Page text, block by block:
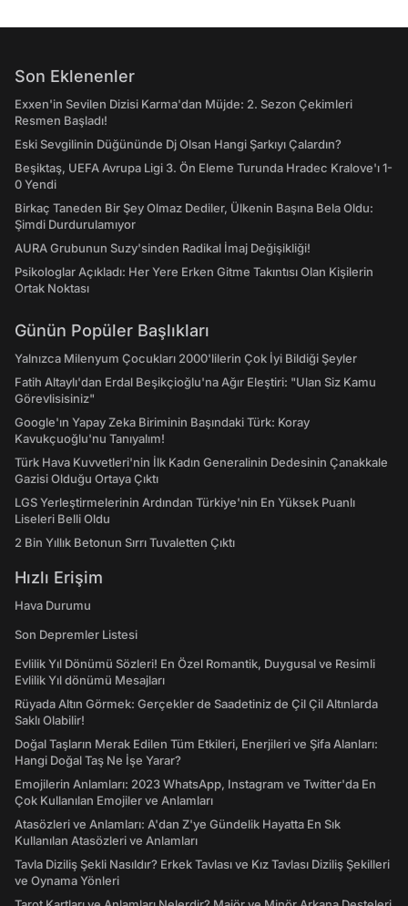
Son Eklenenler
Exxen'in Sevilen Dizisi Karma'dan Müjde: 2. Sezon Çekimleri
Resmen Başladı!
Eski Sevgilinin Düğününde Dj Olsan Hangi Şarkıyı Çalardın?
Beşiktaş, UEFA Avrupa Ligi 3. Ön Eleme Turunda Hradec Kralove'ı 1-
0 Yendi
Birkaç Taneden Bir Şey Olmaz Dediler, Ülkenin Başına Bela Oldu:
Şimdi Durdurulamıyor
AURA Grubunun Suzy'sinden Radikal İmaj Değişikliği!
Psikologlar Açıkladı: Her Yere Erken Gitme Takıntısı Olan Kişilerin
Ortak Noktası
Günün Popüler Başlıkları
Yalnızca Milenyum Çocukları 2000'lilerin Çok İyi Bildiği Şeyler
Fatih Altaylı'dan Erdal Beşikçioğlu'na Ağır Eleştiri: "Ulan Siz Kamu
Görevlisisiniz"
Google'ın Yapay Zeka Biriminin Başındaki Türk: Koray
Kavukçuoğlu'nu Tanıyalım!
Türk Hava Kuvvetleri'nin İlk Kadın Generalinin Dedesinin Çanakkale
Gazisi Olduğu Ortaya Çıktı
LGS Yerleştirmelerinin Ardından Türkiye'nin En Yüksek Puanlı
Liseleri Belli Oldu
2 Bin Yıllık Betonun Sırrı Tuvaletten Çıktı
Hızlı Erişim
Hava Durumu
Son Depremler Listesi
Evlilik Yıl Dönümü Sözleri! En Özel Romantik, Duygusal ve Resimli
Evlilik Yıl dönümü Mesajları
Rüyada Altın Görmek: Gerçekler de Saadetiniz de Çil Çil Altınlarda
Saklı Olabilir!
Doğal Taşların Merak Edilen Tüm Etkileri, Enerjileri ve Şifa Alanları:
Hangi Doğal Taş Ne İşe Yarar?
Emojilerin Anlamları: 2023 WhatsApp, Instagram ve Twitter'da En
Çok Kullanılan Emojiler ve Anlamları
Atasözleri ve Anlamları: A'dan Z'ye Gündelik Hayatta En Sık
Kullanılan Atasözleri ve Anlamları
Tavla Diziliş Şekli Nasıldır? Erkek Tavlası ve Kız Tavlası Diziliş Şekilleri
ve Oynama Yönleri